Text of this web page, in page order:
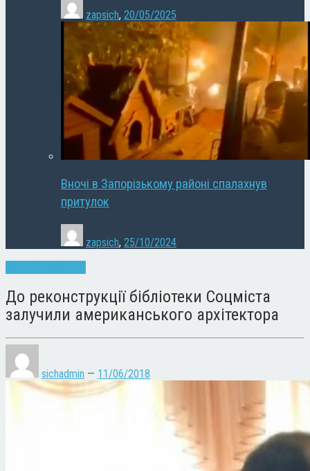
zapsich, 20/05/2025
Вночі в Запорізькому районі спалахнув
притулок
zapsich, 25/10/2024
До реконструкції бібліотеки Соцміста
залучили американського архітектора
sichadmin — 11/06/2018